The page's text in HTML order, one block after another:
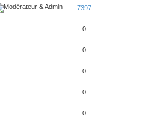
7397
0
0
0
0
0